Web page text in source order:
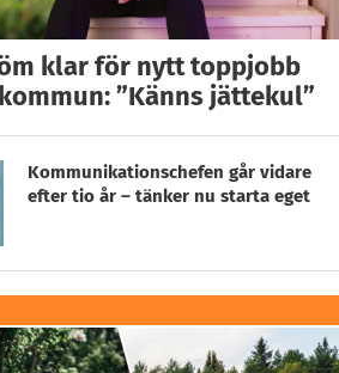
klar för nytt toppjobb
”Känns jättekul”
Kommunikationschefen går vidare
efter tio år – tänker nu starta eget